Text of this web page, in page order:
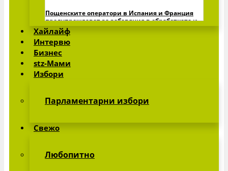
Пощенските оператори в Испания и Франция
предупреждават за забавяния в обработката и
доставката на пратки
Виж всички »
Хайлайф
Интервю
Бизнес
stz-Мами
Избори
Парламентарни избори
Свежо
Любопитно